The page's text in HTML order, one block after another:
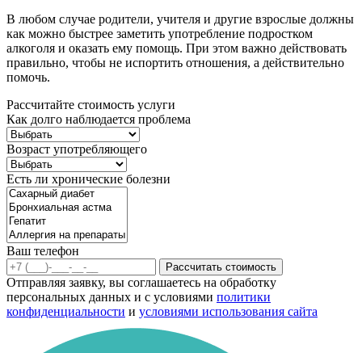
В любом случае родители, учителя и другие взрослые должны
как можно быстрее заметить употребление подростком
алкоголя и оказать ему помощь. При этом важно действовать
правильно, чтобы не испортить отношения, а действительно
помочь.
Рассчитайте стоимость услуги
Как долго наблюдается проблема
Возраст употребляющего
Есть ли хронические болезни
Ваш телефон
Рассчитать стоимость
Отправляя заявку, вы соглашаетесь на обработку
персональных данных и с условиями политики
конфиденциальности и условиями использования сайта